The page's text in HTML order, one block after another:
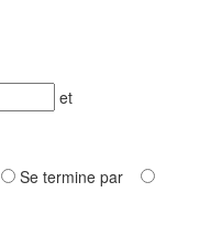
et
Se termine par